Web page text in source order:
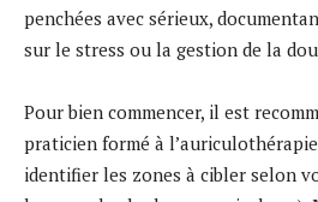
penchées avec sérieux,
sur le stress ou la gestion de la
Pour bien commencer, il est
praticien formé à
identifier les zones à cibler selon